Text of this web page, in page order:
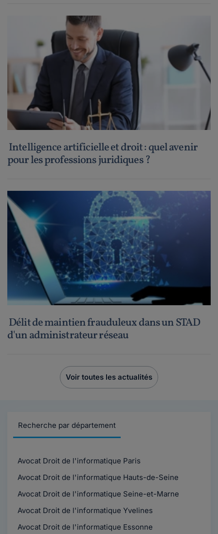
Intelligence artificielle et droit : quel avenir
pour les professions juridiques ?
Délit de maintien frauduleux dans un STAD
d'un administrateur réseau
Voir toutes les actualités
Recherche par département
Avocat Droit de l'informatique Paris
Avocat Droit de l'informatique Hauts-de-Seine
Avocat Droit de l'informatique Seine-et-Marne
Avocat Droit de l'informatique Yvelines
Avocat Droit de l'informatique Essonne